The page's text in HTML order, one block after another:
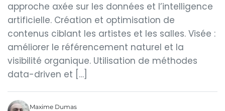
approche axée sur les données et l’intelligence
artificielle. Création et optimisation de
contenus ciblant les artistes et les salles. Visée :
améliorer le référencement naturel et la
visibilité organique. Utilisation de méthodes
data-driven et […]
Maxime Dumas